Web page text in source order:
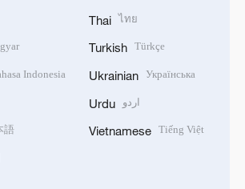
Indonesia
語
Thai ไทย
Turkish Türkçe
Ukrainian Українська
Urdu اردو
Vietnamese Tiếng Việt